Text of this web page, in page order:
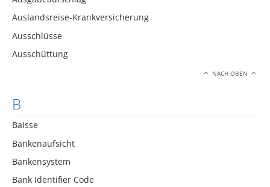
Auslandsreise-Krankversicherung
Ausschlüsse
Ausschüttung
NACH OBEN
B
Baisse
Bankenaufsicht
Bankensystem
Bank Identifier Code